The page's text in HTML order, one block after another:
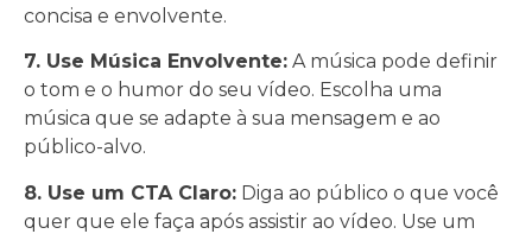
concisa e envolvente.
7. Use Música Envolvente: A música pode definir
o tom e o humor do seu vídeo. Escolha uma
música que se adapte à sua mensagem e ao
público-alvo.
8. Use um CTA Claro: Diga ao público o que você
quer que ele faça após assistir ao vídeo. Use um